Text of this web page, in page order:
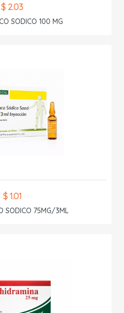
$ 2.03
SODICO 100 MG
$ 1.01
SODICO 75MG/3ML